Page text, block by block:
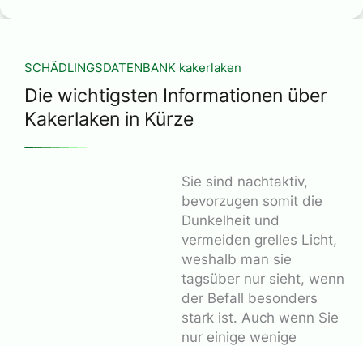
SCHÄDLINGSDATENBANK kakerlaken
Die wichtigsten Informationen über
Kakerlaken in Kürze
Sie sind nachtaktiv,
bevorzugen somit die
Dunkelheit und
vermeiden grelles Licht,
weshalb man sie
tagsüber nur sieht, wenn
der Befall besonders
stark ist. Auch wenn Sie
nur einige wenige